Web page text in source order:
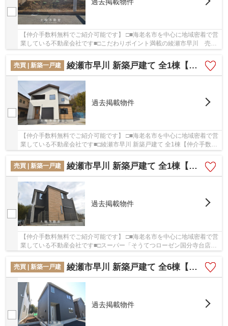
過去掲載物件
【仲介手数料無料でご紹介可能です】 □■海老名市を中心に地域密着で営
業している不動産会社です■□こだわりポイント満載の綾瀬市早川 売
地 全２区画【仲介手数料無料】。徒歩5分の場...
売買 | 新築一戸建
綾瀬市早川 新築戸建て 全1棟【仲介手数料無料】
過去掲載物件
【仲介手数料無料でご紹介可能です】 □■海老名市を中心に地域密着で営
業している不動産会社です■□綾瀬市早川 新築戸建て 全1棟【仲介手数料
無料】：小田急小田原線海老名駅にも近くて...
売買 | 新築一戸建
綾瀬市早川 新築戸建て 全1棟【仲介手数料無料】
過去掲載物件
【仲介手数料無料でご紹介可能です】 □■海老名市を中心に地域密着で営
業している不動産会社です■□スーパー「そうてつローゼン国分寺台店」
売買 | 新築一戸建
綾瀬市早川 新築戸建て 全6棟【仲介手数料無料】
過去掲載物件